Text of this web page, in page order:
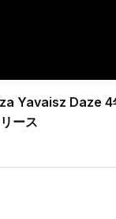
Yavaisz Daze 4
ース